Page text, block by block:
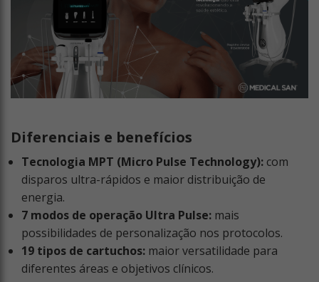
Diferenciais e benefícios
Tecnologia MPT (Micro Pulse Technology): com
disparos ultra-rápidos e maior distribuição de
energia.
7 modos de operação Ultra Pulse: mais
possibilidades de personalização nos protocolos.
19 tipos de cartuchos: maior versatilidade para
diferentes áreas e objetivos clínicos.